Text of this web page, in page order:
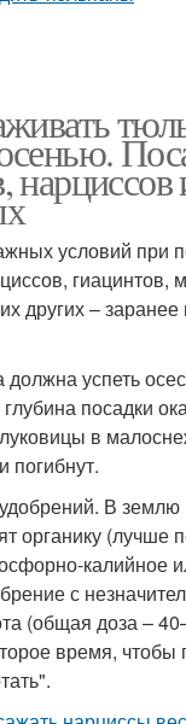
нарциссов
условий при
гиацинтов,
других –
успеть
посадки
в
погибнут.
В землю
органику (лучше
калийное
с
(общая доза –
время, чтобы